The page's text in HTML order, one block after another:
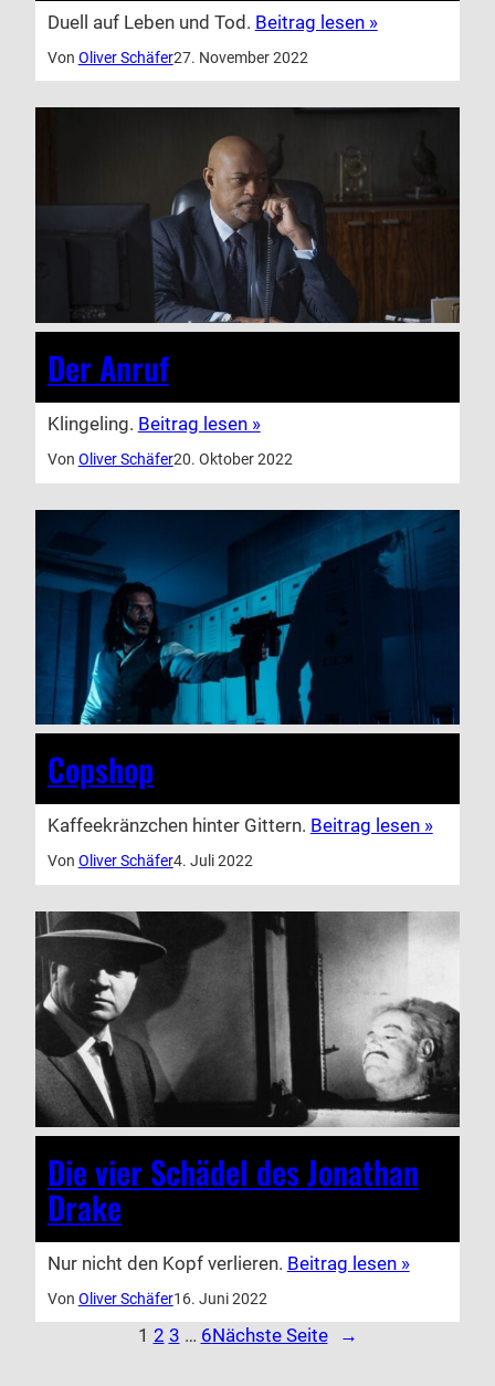
Duell auf Leben und Tod. Beitrag lesen »
Von Oliver Schäfer27. November 2022
Der Anruf
Klingeling. Beitrag lesen »
Von Oliver Schäfer20. Oktober 2022
Copshop
Kaffeekränzchen hinter Gittern. Beitrag lesen »
Von Oliver Schäfer4. Juli 2022
Die vier Schädel des Jonathan
Drake
Nur nicht den Kopf verlieren. Beitrag lesen »
Von Oliver Schäfer16. Juni 2022
1 2 3 … 6 Nächste Seite →